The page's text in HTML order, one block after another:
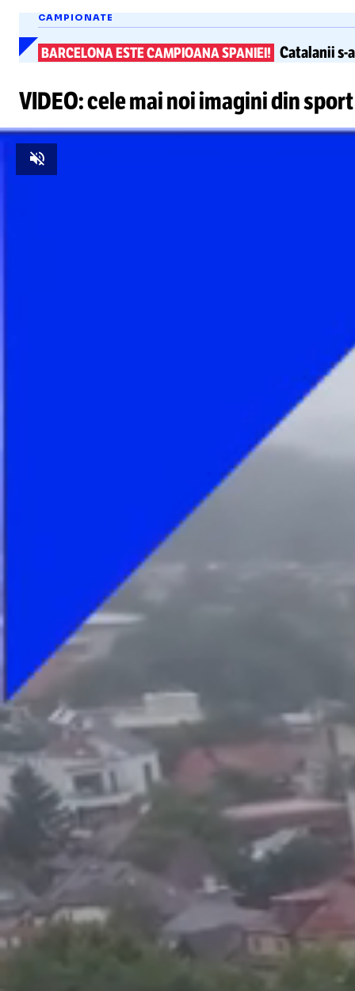
CAMPIONATE
BARCELONA ESTE CAMPIOANA SPANIEI! Catalaniis-
VIDEO: cele mai noi imagini din sport
Unmute